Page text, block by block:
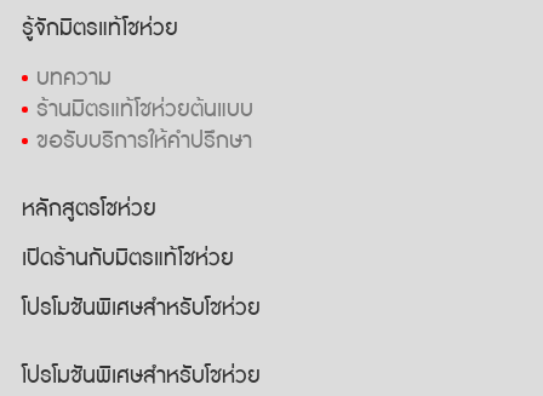
รู้จักมิตรแท้โชห่วย
บทความ
ร้านมิตรแท้โชห่วยต้นแบบ
ขอรับบริการให้คำปรึกษา
หลักสูตรโชห่วย
เปิดร้านกับมิตรแท้โชห่วย
โปรโมชันพิเศษสำหรับโชห่วย
โปรโมชันพิเศษสำหรับโชห่วย